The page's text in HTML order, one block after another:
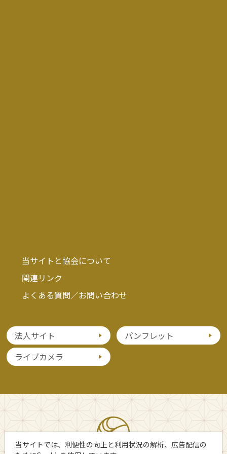
当サイトと協会について
関連リンク
よくある質問／お問い合わせ
法人サイト
パンフレット
ライブカメラ
当サイトでは、利便性の向上と利用状況の解析、広告配信の